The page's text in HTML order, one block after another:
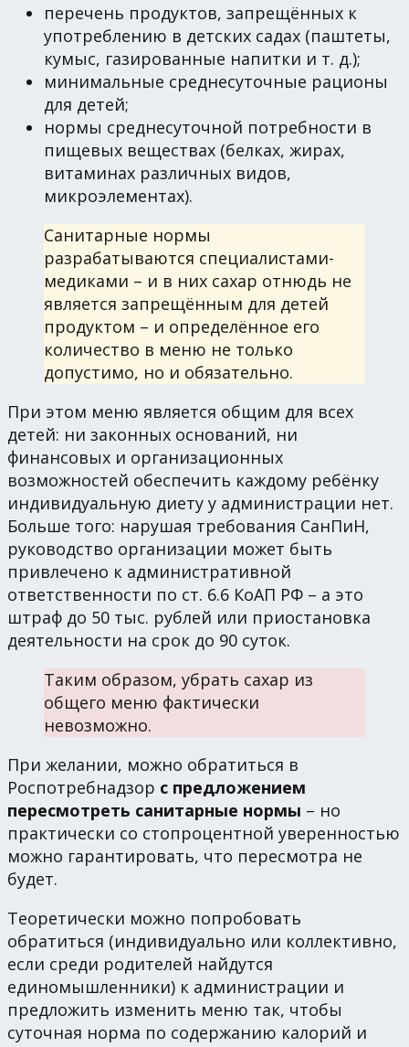
перечень продуктов, запрещённых к
употреблению в детских садах (паштеты,
кумыс, газированные напитки и т. д.);
минимальные среднесуточные рационы
для детей;
нормы среднесуточной потребности в
пищевых веществах (белках, жирах,
витаминах различных видов,
микроэлементах).
Санитарные нормы
разрабатываются специалистами-
медиками – и в них сахар отнюдь не
является запрещённым для детей
продуктом – и определённое его
количество в меню не только
допустимо, но и обязательно.
При этом меню является общим для всех
детей: ни законных оснований, ни
финансовых и организационных
возможностей обеспечить каждому ребёнку
индивидуальную диету у администрации нет.
Больше того: нарушая требования СанПиН,
руководство организации может быть
привлечено к административной
ответственности по ст. 6.6 КоАП РФ – а это
штраф до 50 тыс. рублей или приостановка
деятельности на срок до 90 суток.
Таким образом, убрать сахар из
общего меню фактически
невозможно.
При желании, можно обратиться в
Роспотребнадзор с предложением
пересмотреть санитарные нормы – но
практически со стопроцентной уверенностью
можно гарантировать, что пересмотра не
будет.
Теоретически можно попробовать
обратиться (индивидуально или коллективно,
если среди родителей найдутся
единомышленники) к администрации и
предложить изменить меню так, чтобы
суточная норма по содержанию калорий и